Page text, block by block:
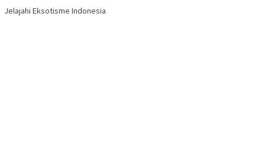
Jelajahi Eksotisme Indonesia